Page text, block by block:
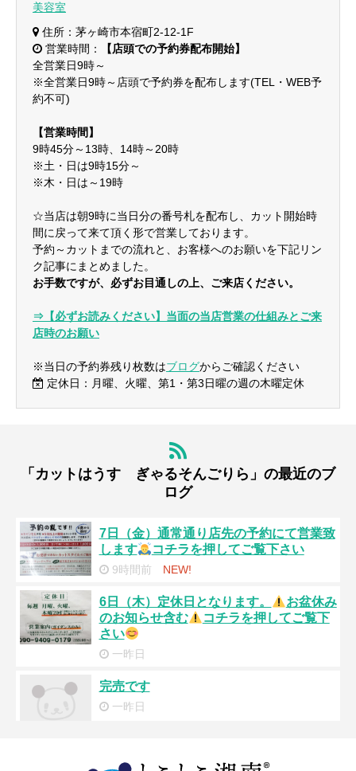
美容室
住所：茅ヶ崎市本宿町2-12-1F
営業時間：
【店頭での予約券配布開始】
全営業日9時～
※全営業日9時～店頭で予約券を配布します(TEL・WEB予
約不可)
【営業時間】
9時45分～13時、14時～20時
※土・日は9時15分～
※木・日は～19時
☆当店は朝9時に当日分の番号札を配布し、カット開始時
間に戻って来て頂く形で営業しております。
予約～カットまでの流れと、お客様へのお願いを下記リン
ク記事にまとめました。
お手数ですが、必ずお目通しの上、ご来店ください。
⇒【必ずお読みください】当面の当店営業の仕組みとご来
店時のお願い
※当日の予約券残り枚数はブログからご確認ください
定休日：月曜、火曜、第1・第3日曜の週の木曜定休
「カットはうす ぎゃるそんごりら」の最近のブ
ログ
7日（金）通常通り店先の予約にて営業致
します
コチラを押してご覧下さい
9時間前 NEW!
6日（木）定休日となります。
お盆休み
のお知らせ含む
コチラを押してご覧下
さい
一昨日
完売です
一昨日
てご覧下さい
更新されてない時は状況